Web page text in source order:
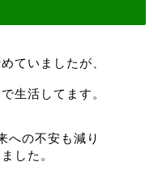
ていましたが、
生活してます。
への不安も減り
した。